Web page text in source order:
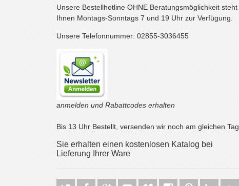
Unsere Bestellhotline OHNE Beratungsmöglichkeit steht
Ihnen Montags-Sonntags 7 und 19 Uhr zur Verfügung.
Unsere Telefonnummer: 02855-3036455
anmelden und Rabattcodes erhalten
Bis 13 Uhr Bestellt, versenden wir noch am gleichen Tag.
Sie erhalten einen kostenlosen Katalog bei
Lieferung Ihrer Ware